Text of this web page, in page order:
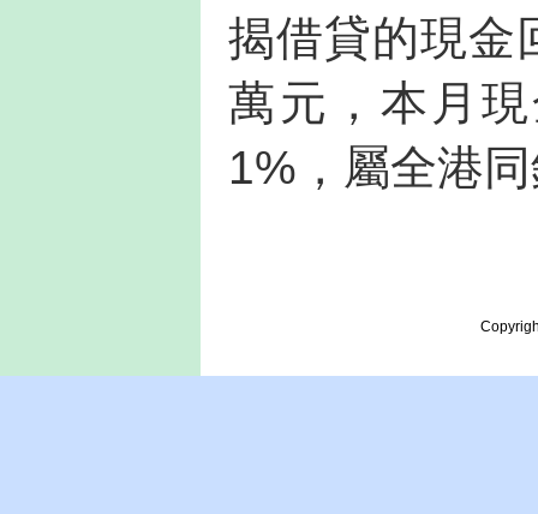
揭借貸的現金
萬元，本月
1%，屬全港